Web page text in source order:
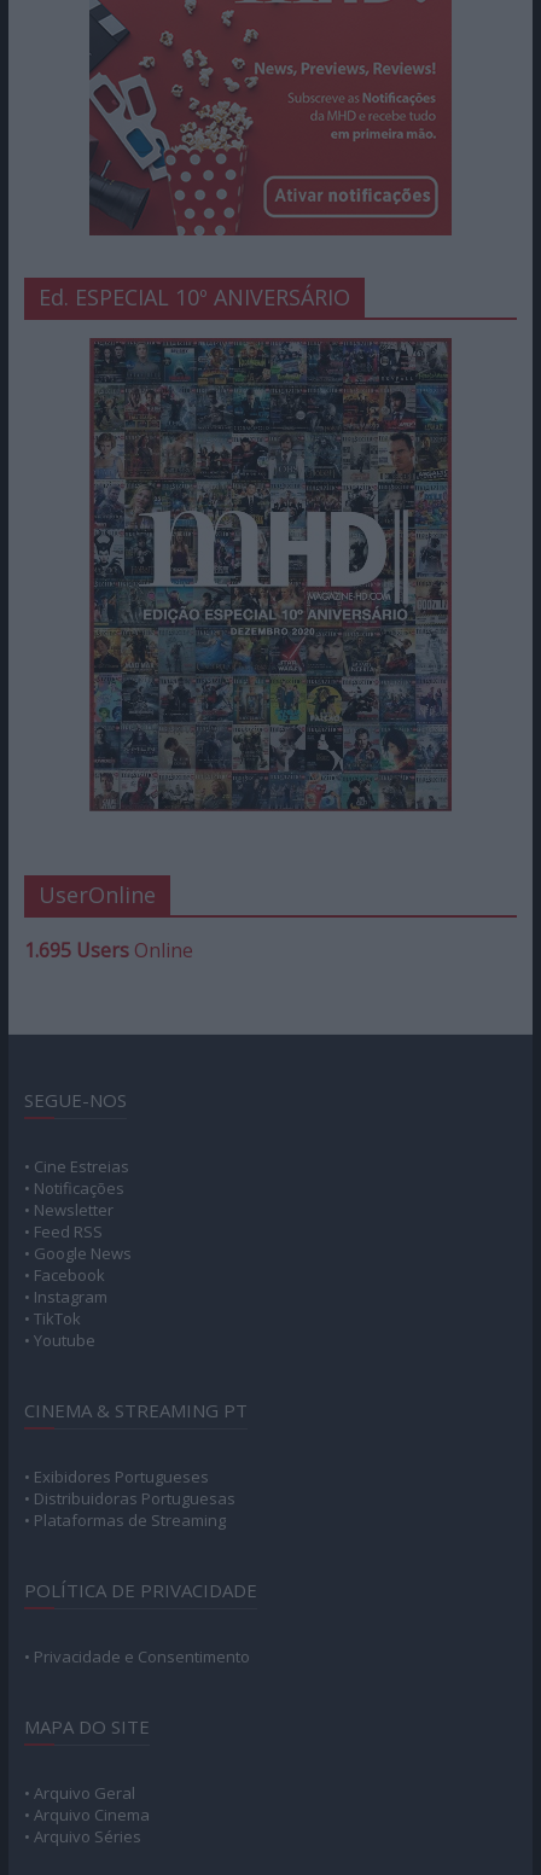
Ed. ESPECIAL 10º ANIVERSÁRIO
UserOnline
1.695 UsersOnline
SEGUE-NOS
• Cine Estreias
• Notificações
• Newsletter
• Feed RSS
• Google News
• Facebook
• Instagram
• TikTok
• Youtube
CINEMA & STREAMING PT
• Exibidores Portugueses
• Distribuidoras Portuguesas
• Plataformas de Streaming
POLÍTICA DE PRIVACIDADE
• Privacidade e Consentimento
MAPA DO SITE
• Arquivo Geral
• Arquivo Cinema
• Arquivo Séries